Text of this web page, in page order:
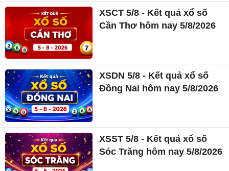
XSCT 5/8 - Kết quả xổ số
Cần Thơ hôm nay 5/8/2026
XSDN 5/8 - Kết quả xổ số
Đồng Nai hôm nay 5/8/2026
XSST 5/8 - Kết quả xổ số
Sóc Trăng hôm nay 5/8/2026